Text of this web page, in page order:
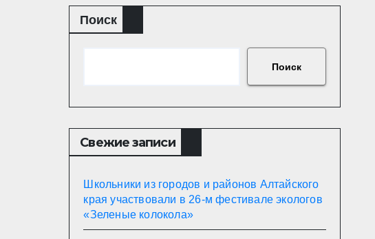
Поиск
Поиск
Свежие записи
Школьники из городов и районов Алтайского
края участвовали в 26-м фестивале экологов
«Зеленые колокола»